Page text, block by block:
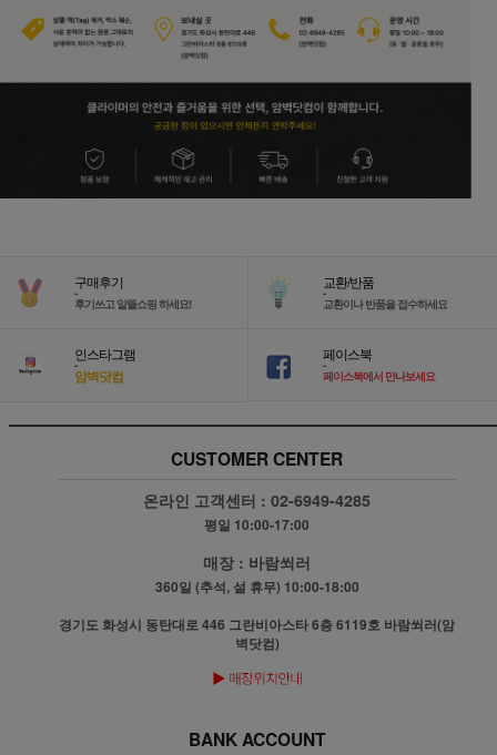
구매후기
-
후기쓰고 알뜰쇼핑 하세요!
교환/반품
-
교환이나 반품을 접수하세요
인스타그램
-
암벽닷컴
페이스북
-
페이스북에서 만나보세요
CUSTOMER CENTER
온라인 고객센터 :02-6949-4285
평일 10:00-17:00
매장 : 바람쐬러
360일 (추석, 설 휴무) 10:00-18:00
경기도 화성시 동탄대로 446 그란비아스타 6층 6119호 바람쐬러(암
벽닷컴)
BANK ACCOUNT